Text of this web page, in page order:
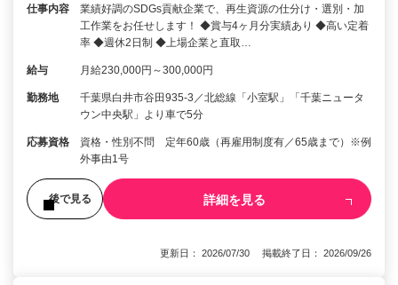
仕事内容
業績好調のSDGs貢献企業で、再生資源の仕分け・選別・加
工作業をお任せします！ ◆賞与4ヶ月分実績あり ◆高い定着
率 ◆週休2日制 ◆上場企業と直取…
給与 月給230,000円～300,000円
勤務地
千葉県白井市谷田935-3／北総線「小室駅」「千葉ニュータ
ウン中央駅」より車で5分
応募資格
資格・性別不問 定年60歳（再雇用制度有／65歳まで）※例
外事由1号
後で見る 詳細を見る
更新日： 2026/07/30 掲載終了日： 2026/09/26